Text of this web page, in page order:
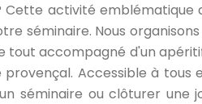
activité emblématique
séminaire. Nous
tout accompagné d'un
Accessible à tous
séminaire ou clôturer une